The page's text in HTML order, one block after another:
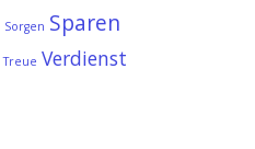
Sorgen Sparen
Treue Verdienst